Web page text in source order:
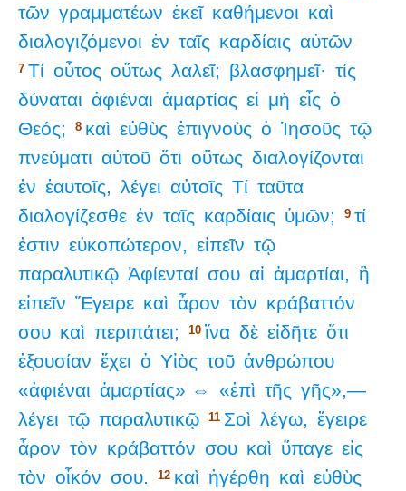
τῶν γραμματέων ἐκεῖ καθήμενοι καὶ
διαλογιζόμενοι ἐν ταῖς καρδίαις αὐτῶν
7 Τί οὗτος οὕτως λαλεῖ; βλασφημεῖ· τίς
δύναται ἀφιέναι ἁμαρτίας εἰ μὴ εἷς ὁ
Θεός;
8 καὶ εὐθὺς ἐπιγνοὺς ὁ Ἰησοῦς τῷ
πνεύματι αὐτοῦ ὅτι οὕτως διαλογίζονται
ἐν ἑαυτοῖς, λέγει αὐτοῖς Τί ταῦτα
διαλογίζεσθε ἐν ταῖς καρδίαις ὑμῶν; 9 τί
ἐστιν εὐκοπώτερον, εἰπεῖν τῷ
παραλυτικῷ Ἀφίενταί σου αἱ ἁμαρτίαι,
ἢ
εἰπεῖν Ἔγειρε καὶ ἆρον τὸν κράβαττόν
σου καὶ περιπάτει; 10 ἵνα δὲ εἰδῆτε ὅτι
ἐξουσίαν ἔχει ὁ Υἱὸς τοῦ ἀνθρώπου
«ἀφιέναι ἁμαρτίας» ⇔ «ἐπὶ τῆς γῆς»,—
λέγει τῷ παραλυτικῷ 11 Σοὶ λέγω,
ἔγειρε
ἆρον τὸν κράβαττόν σου καὶ ὕπαγε εἰς
τὸν οἶκόν σου. 12 καὶ ἠγέρθη καὶ εὐθὺς